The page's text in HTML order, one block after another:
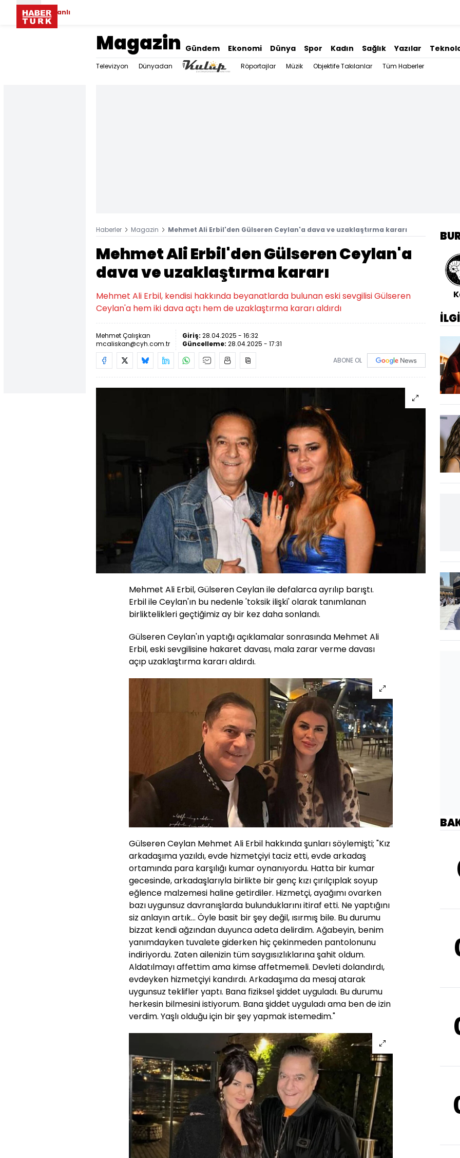
Canlı
Magazin Gündem Ekonomi Dünya Spor Kadın Sağlık Yazılar
Televizyon Dünyadan Röportajlar Müzik Objektife Takılanlar Tüm Haberler
Haberler Magazin Mehmet Ali Erbil'den Gülseren Ceylan'a dava ve uzaklaştırma kararı
Mehmet Ali Erbil'den Gülseren Ceylan'a
dava ve uzaklaştırma kararı
Mehmet Ali Erbil, kendisi hakkında beyanatlarda bulunan eski sevgilisi Gülseren
Ceylan'a hem iki dava açtı hem de uzaklaştırma kararı aldırdı
Mehmet Çalışkan
mcaliskan@cyh.com.tr
Giriş: 28.04.2025 - 16:32
Güncelleme: 28.04.2025 - 17:31
ABONE OL
Mehmet Ali Erbil, Gülseren Ceylan ile defalarca ayrılıp barıştı.
Erbil ile Ceylan'ın bu nedenle 'toksik ilişki' olarak tanımlanan
birliktelikleri geçtiğimiz ay bir kez daha sonlandı.
Gülseren Ceylan'ın yaptığı açıklamalar sonrasında Mehmet Ali
Erbil, eski sevgilisine hakaret davası, mala zarar verme davası
açıp uzaklaştırma kararı aldırdı.
Gülseren Ceylan Mehmet Ali Erbil hakkında şunları söylemişti; "Kız
arkadaşıma yazıldı, evde hizmetçiyi taciz etti, evde arkadaş
ortamında para karşılığı kumar oynanıyordu. Hatta bir kumar
gecesinde, arkadaşlarıyla birlikte bir genç kızı çırılçıplak soyup
eğlence malzemesi haline getirdiler. Hizmetçi, ayağımı ovarken
bazı uygunsuz davranışlarda bulunduklarını itiraf etti. Ne yaptığını
siz anlayın artık... Öyle basit bir şey değil, ısırmış bile. Bu durumu
bizzat kendi ağzından duyunca adeta delirdim. Ağabeyin, benim
yanımdayken tuvalete giderken hiç çekinmeden pantolonunu
indiriyordu. Zaten ailenizin tüm saygısızlıklarına şahit oldum.
Aldatılmayı affettim ama kimse affetmemeli. Devleti dolandırdı,
evdeyken hizmetçiyi kandırdı. Arkadaşıma da mesaj atarak
uygunsuz teklifler yaptı. Bana fiziksel şiddet uyguladı. Bu durumu
herkesin bilmesini istiyorum. Bana şiddet uyguladı ama ben de izin
verdim. Yaşlı olduğu için bir şey yapmak istemedim."